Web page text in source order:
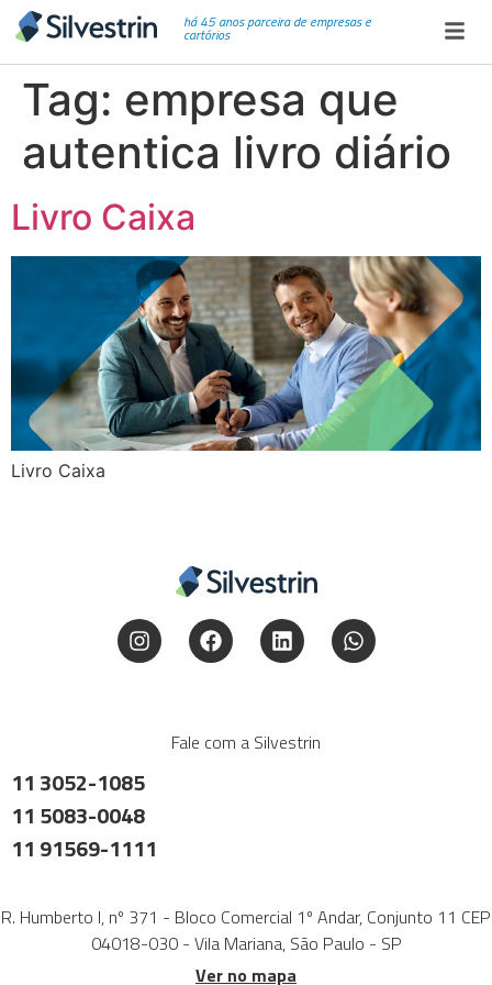
há 45 anos parceira de empresas e
cartórios
Tag: empresa que
autentica livro diário
Livro Caixa
Livro Caixa
Fale com a Silvestrin
11 3052-1085
11 5083-0048
11 91569-1111
R. Humberto I, nº 371 - Bloco Comercial 1º Andar, Conjunto 11 CEP
04018-030 - Vila Mariana, São Paulo - SP
Ver no mapa